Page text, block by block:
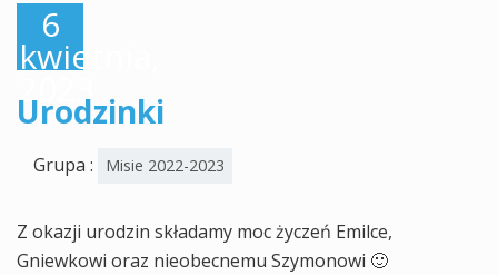
6
kwietnia,
2023
Urodzinki
Grupa : Misie 2022-2023
Z okazji urodzin składamy moc życzeń Emilce,
Gniewkowi oraz nieobecnemu Szymonowi 🙂